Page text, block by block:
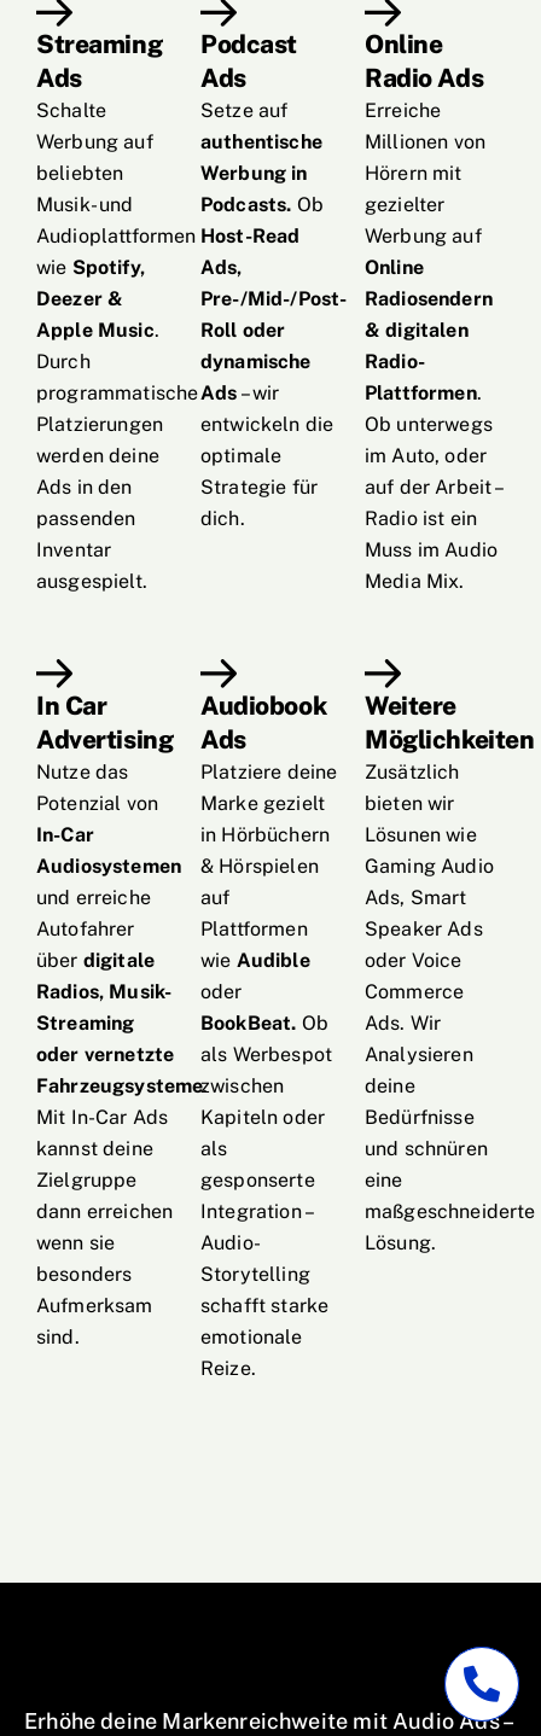
Streaming
Ads
Schalte
Werbung auf
beliebten
Musik- und
Audioplattformen
wie Spotify,
Deezer &
Apple Music.
Durch
programmatische
Platzierungen
werden deine
Ads in den
passenden
Inventar
ausgespielt.
Podcast
Ads
Setze auf
authentische
Werbung in
Podcasts. Ob
Host-Read
Ads,
Pre-/Mid-/Post-
Roll oder
dynamische
Ads – wir
entwickeln die
optimale
Strategie für
dich.
Online
Radio Ads
Erreiche
Millionen von
Hörern mit
gezielter
Werbung auf
Online
Radiosendern
& digitalen
Radio-
Plattformen.
Ob unterwegs
im Auto, oder
auf der Arbeit –
Radio ist ein
Muss im Audio
Media Mix.
In Car
Advertising
Nutze das
Potenzial von
In-Car
Audiosystemen
und erreiche
Autofahrer
über digitale
Radios, Musik-
Streaming
oder vernetzte
Fahrzeugsysteme.
Mit In-Car Ads
kannst deine
Zielgruppe
dann erreichen
wenn sie
besonders
Aufmerksam
sind.
Audiobook
Ads
Platziere deine
Marke gezielt
in Hörbüchern
& Hörspielen
auf
Plattformen
wie Audible
oder
BookBeat. Ob
als Werbespot
zwischen
Kapiteln oder
als
gesponserte
Integration –
Audio-
Storytelling
schafft starke
emotionale
Reize.
Weitere
Möglichkeiten
Zusätzlich
bieten wir
Lösunen wie
Gaming Audio
Ads, Smart
Speaker Ads
oder Voice
Commerce
Ads. Wir
Analysieren
deine
Bedürfnisse
und schnüren
eine
maßgeschneiderte
Lösung.
Erhöhe deine Markenreichweite mit Audio Ads–